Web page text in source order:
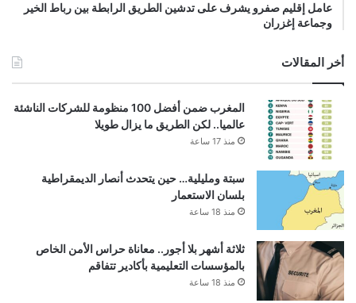
عامل إقليم صفرو يشرف على تدشين الطريق الرابطة بين رباط الخير
وجماعة إغزران
أخر المقالات
المغرب ضمن أفضل 100 منظومة للشركات الناشئة
عالميا.. لكن الطريق ما يزال طويلا
منذ 17 ساعة
سبتة ومليلية… حين يتحدث أنصار الديمقراطية
بلسان الاستعمار
منذ 18 ساعة
ثلاثة أشهر بلا أجور.. معاناة حراس الأمن الخاص
بالمؤسسات التعليمية بأكادير تتفاقم
منذ 18 ساعة